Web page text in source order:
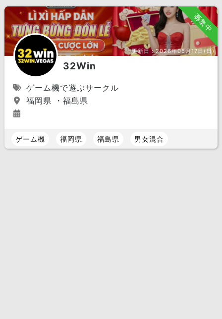
募集中
更新日： 2026年05月17日(日)
32Win
ゲーム機で遊ぶサークル
福岡県 ・福島県
ゲーム機 福岡県 福島県 男女混合